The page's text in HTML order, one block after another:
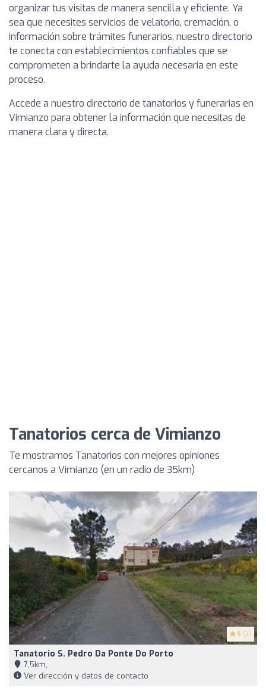
organizar tus visitas de manera sencilla y eficiente. Ya
sea que necesites servicios de velatorio, cremación, o
información sobre trámites funerarios, nuestro directorio
te conecta con establecimientos confiables que se
comprometen a brindarte la ayuda necesaria en este
proceso.
Accede a nuestro directorio de tanatorios y funerarias en
Vimianzo para obtener la información que necesitas de
manera clara y directa.
Tanatorios cerca de Vimianzo
Te mostramos Tanatorios con mejores opiniones
cercanos a Vimianzo (en un radio de 35km)
5 (2)
Tanatorio S. Pedro Da Ponte Do Porto
7,5km,
Ver dirección y datos de contacto